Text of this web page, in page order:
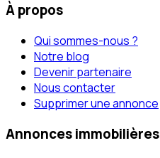
À propos
Qui sommes-nous ?
Notre blog
Devenir partenaire
Nous contacter
Supprimer une annonce
Annonces immobilières